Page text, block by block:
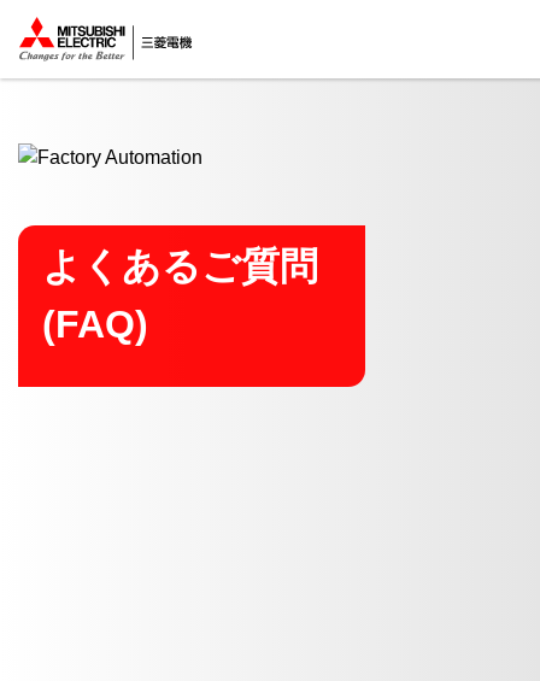
ここから本文
よくあるご質問
(FAQ)